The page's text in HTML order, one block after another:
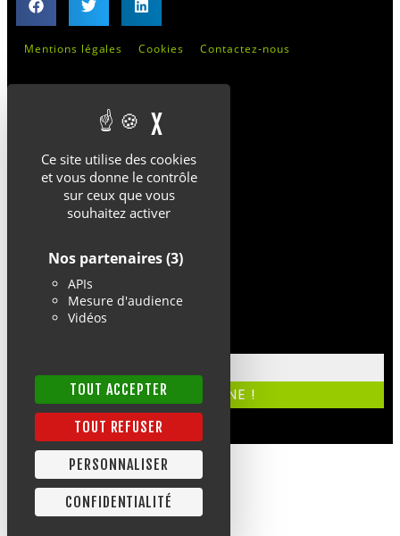
Ce site utilise des cookies
et vous donne le contrôle
sur ceux que vous
souhaitez activer
Nos partenaires(3)
APIs
Mesure d'audience
Vidéos
TOUT ACCEPTER
TOUT REFUSER
PERSONNALISER
CONFIDENTIALITÉ
X
Mentions légales Cookies Contactez-nous